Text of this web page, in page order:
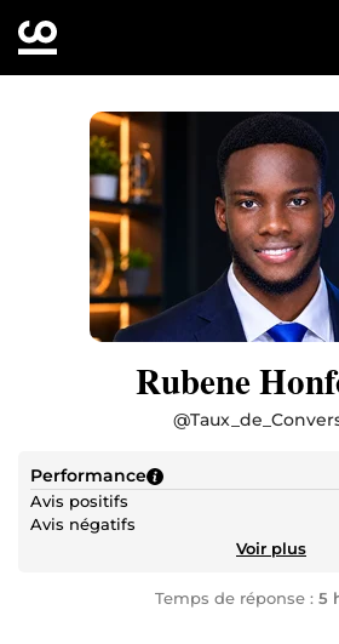
Rubene
@
Performance
Avis positifs
Avis négatifs
Voir plus
Temps de réponse : 5